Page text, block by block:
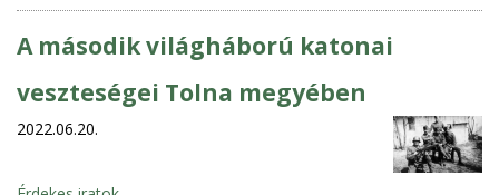
A második világháború katonai
veszteségei Tolna megyében
2022.06.20.